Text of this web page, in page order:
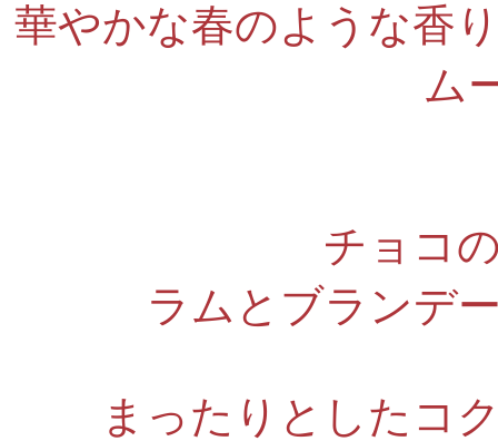
華やかな春のような香
ム
チョコ
ラムとブランデ
まったりとしたコ